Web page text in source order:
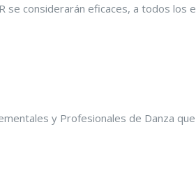
se considerarán eficaces, a todos
y Profesionales de Danza